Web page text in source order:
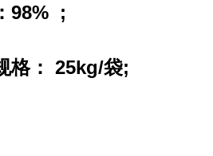
98%
格： 25kg/袋